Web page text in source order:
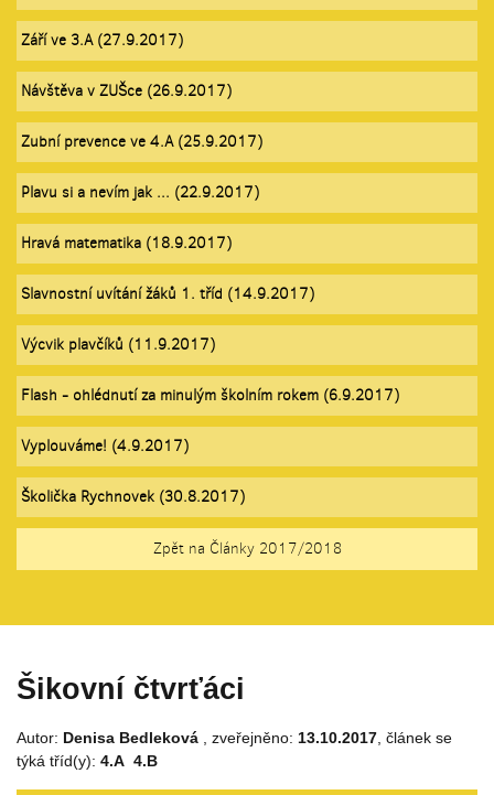
Září ve 3.A (27.9.2017)
Návštěva v ZUŠce (26.9.2017)
Zubní prevence ve 4.A (25.9.2017)
Plavu si a nevím jak ... (22.9.2017)
Hravá matematika (18.9.2017)
Slavnostní uvítání žáků 1. tříd (14.9.2017)
Výcvik plavčíků (11.9.2017)
Flash - ohlédnutí za minulým školním rokem (6.9.2017)
Vyplouváme! (4.9.2017)
Školička Rychnovek (30.8.2017)
Zpět na Články 2017/2018
Šikovní čtvrťáci
Autor: Denisa Bedleková , zveřejněno: 13.10.2017 , článek se
týká tříd(y): 4.A 4.B